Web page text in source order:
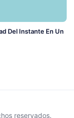
Del Instante En Un
reservados.